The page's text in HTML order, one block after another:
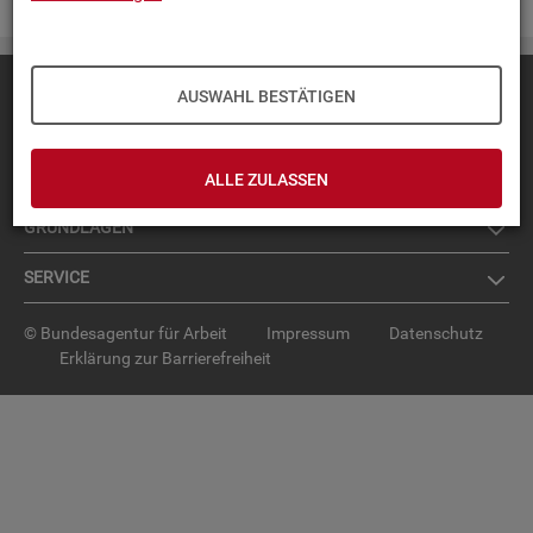
AUSWAHL BESTÄTIGEN
ALLE ZULASSEN
TOP-PRO­DUK­TE
IN­TER­AK­TI­VE STA­TIS­TI­KEN
GRUND­LA­GEN
SER­VICE
© Bundesagentur für Arbeit Impressum
Datenschutz
Erklärung zur Barrierefreiheit